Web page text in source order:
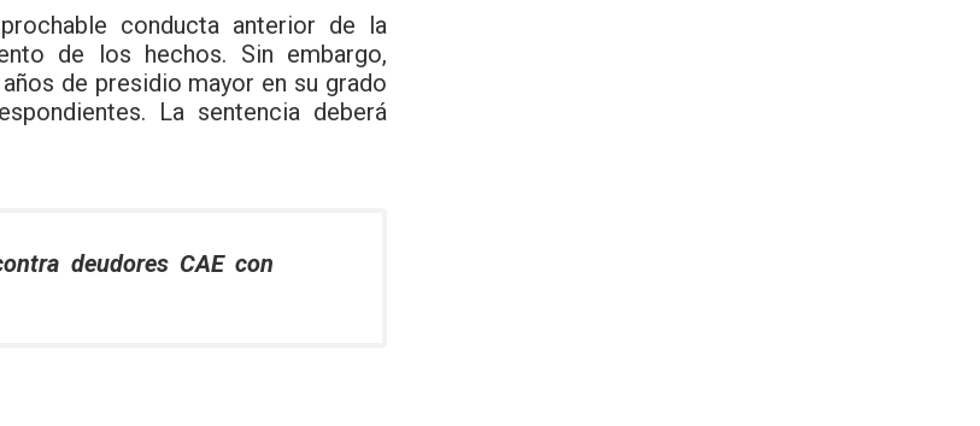
conducta anterior de la
de los hechos. Sin embargo,
de presidio mayor en su grado
La sentencia deberá
deudores CAE con